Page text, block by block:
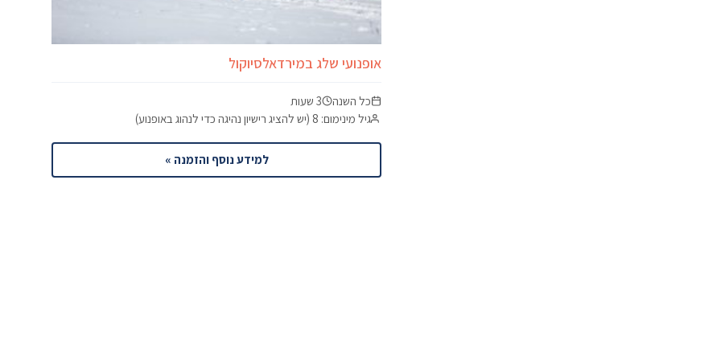
אופנועי שלג במירדאלסיוקול
כל השנה
3 שעות
גיל מינימום: 8 (יש להציג רישיון נהיגה כדי לנהוג באופנוע)
למידע נוסף והזמנה »